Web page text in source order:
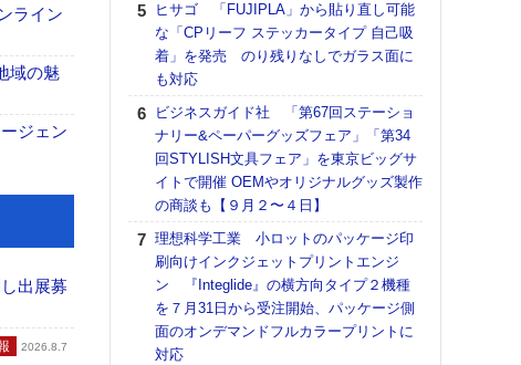
ライン
域の魅
ジェン
出展募
2026.8.7
ヒサゴ 「FUJIPLA」から貼り直し可能
な「CPリーフ ステッカータイプ 自己吸
着」を発売 のり残りなしでガラス面に
も対応
ビジネスガイド社 「第67回ステーショ
ナリー&ペーパーグッズフェア」「第34
回STYLISH文具フェア」を東京ビッグサ
イトで開催 OEMやオリジナルグッズ製作
の商談も【９月２〜４日】
理想科学工業 小ロットのパッケージ印
刷向けインクジェットプリントエンジ
ン 『Integlide』の横方向タイプ２機種
を７月31日から受注開始、パッケージ側
面のオンデマンドフルカラープリントに
対応